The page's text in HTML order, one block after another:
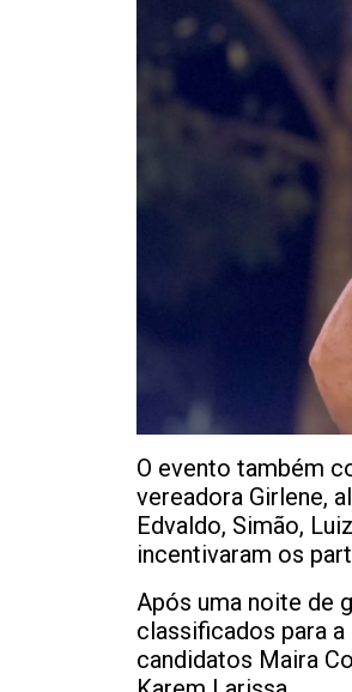
O evento também
vereadora Girlene,
Edvaldo, Simão,
incentivaram os
Após uma noite de
classificados para
candidatos Maira